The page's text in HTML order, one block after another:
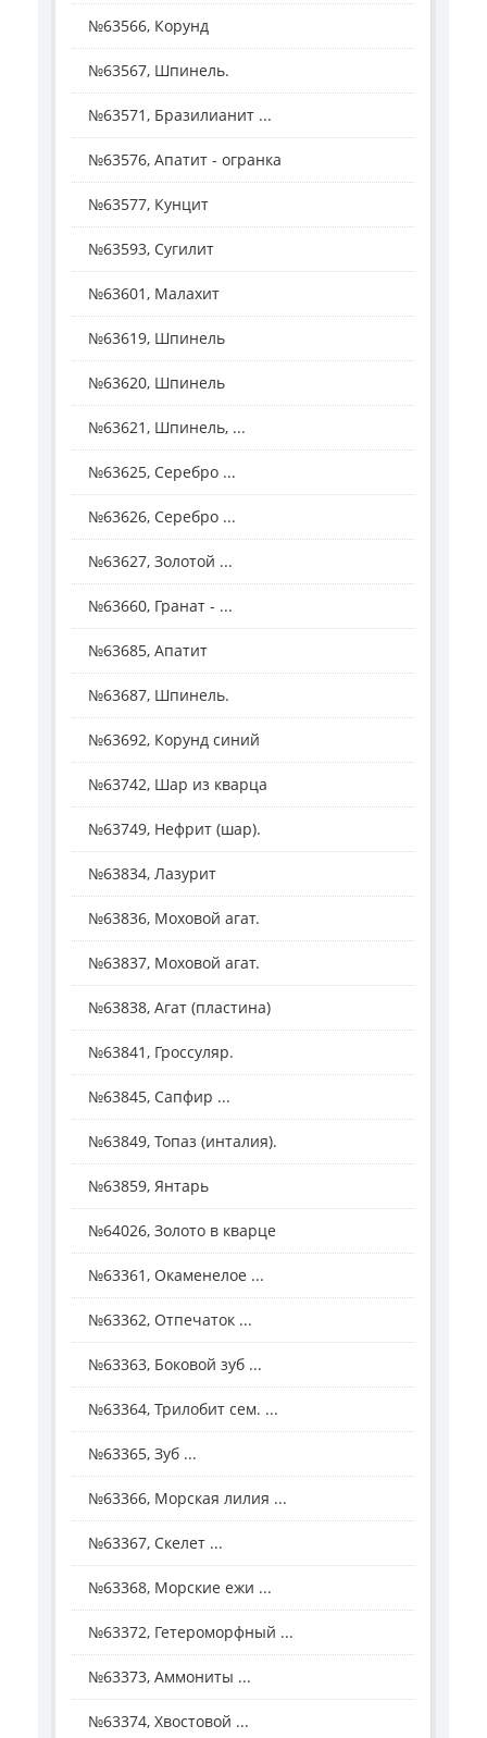
№63566, Корунд
№63567, Шпинель.
№63571, Бразилианит ...
№63576, Апатит - огранка
№63577, Кунцит
№63593, Сугилит
№63601, Малахит
№63619, Шпинель
№63620, Шпинель
№63621, Шпинель, ...
№63625, Серебро ...
№63626, Серебро ...
№63627, Золотой ...
№63660, Гранат - ...
№63685, Апатит
№63687, Шпинель.
№63692, Корунд синий
№63742, Шар из кварца
№63749, Нефрит (шар).
№63834, Лазурит
№63836, Моховой агат.
№63837, Моховой агат.
№63838, Агат (пластина)
№63841, Гроссуляр.
№63845, Сапфир ...
№63849, Топаз (инталия).
№63859, Янтарь
№64026, Золото в кварце
№63361, Окаменелое ...
№63362, Отпечаток ...
№63363, Боковой зуб ...
№63364, Трилобит сем. ...
№63365, Зуб ...
№63366, Морская лилия ...
№63367, Скелет ...
№63368, Морские ежи ...
№63372, Гетероморфный ...
№63373, Аммониты ...
№63374, Хвостовой ...